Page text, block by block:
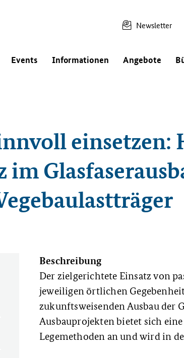
Newsletter
Events Informationen Angebote
einsetzen:
im
Beschreibung
Der zielgerichtete Einsatz von
jeweiligen örtlichen
zukunftsweisenden Ausbau der
Ausbauprojekten bietet sich
Legemethoden an und wird in